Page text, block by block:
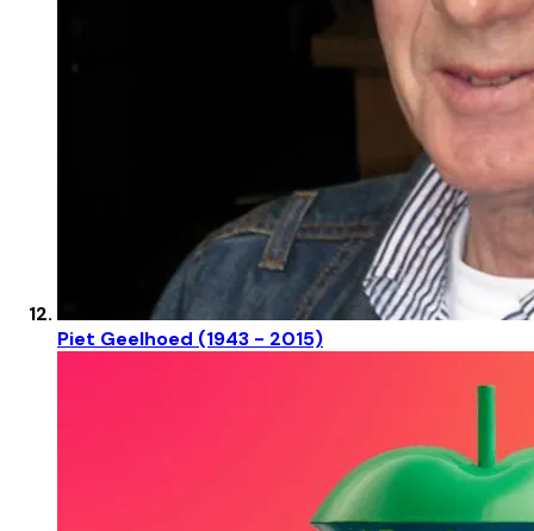
Piet Geelhoed (1943 - 2015)